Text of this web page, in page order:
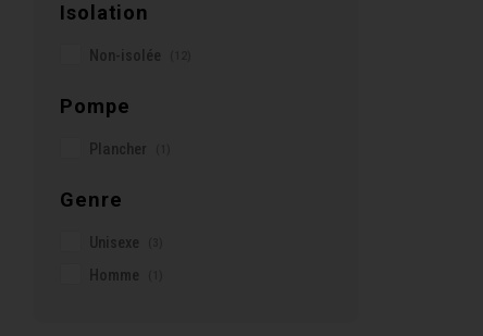
750 ml (2)
Isolation
Non-isolée
Pompe
Plancher
Genre
Unisexe
Homme